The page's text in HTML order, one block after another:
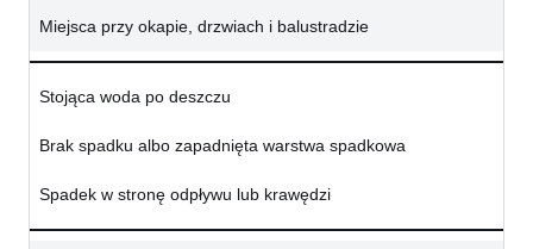
Miejsca przy okapie, drzwiach i balustradzie
Stojąca woda po deszczu
Brak spadku albo zapadnięta warstwa spadkowa
Spadek w stronę odpływu lub krawędzi